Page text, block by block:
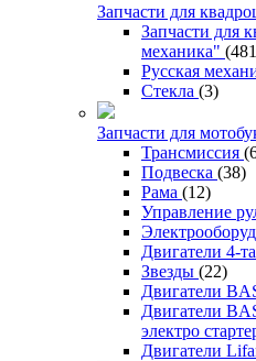
Запчасти для
Запчасти для
механика"
Русская
Стекла (3)
Запчасти для
Трансмиссия
Подвеска (38)
Рама (12)
Управление
Двигатели 4-
Звезды (22)
Двигатели
Двигатели
электро
Двигатели